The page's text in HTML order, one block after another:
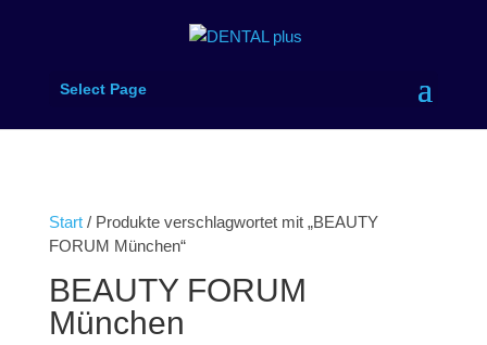
Select Page
Start/ Produkte verschlagwortet mit „BEAUTY
FORUM München“
BEAUTY FORUM
München